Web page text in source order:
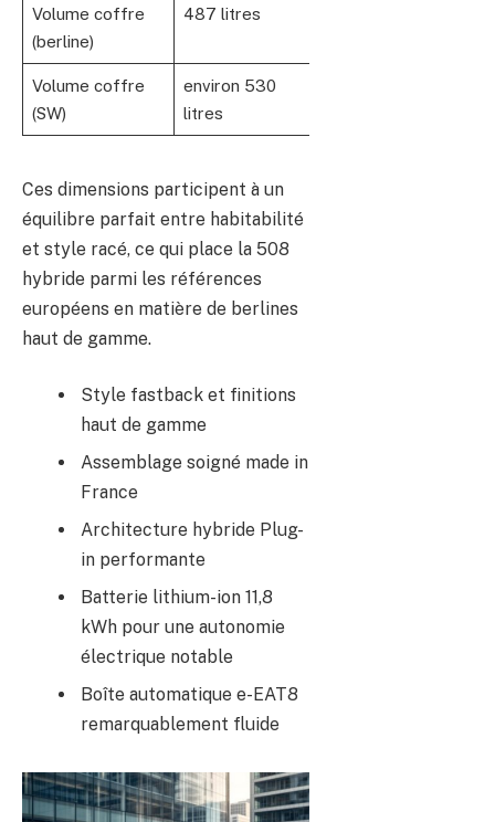
Volume coffre
(berline)
487 litres
Volume coffre
(SW)
environ 530
litres
Ces dimensions participent à un
équilibre parfait entre habitabilité
et style racé, ce qui place la 508
hybride parmi les références
européens en matière de berlines
haut de gamme.
Style fastback et finitions
haut de gamme
Assemblage soigné made in
France
Architecture hybride Plug-
in performante
Batterie lithium-ion 11,8
kWh pour une autonomie
électrique notable
Boîte automatique e-EAT8
remarquablement fluide